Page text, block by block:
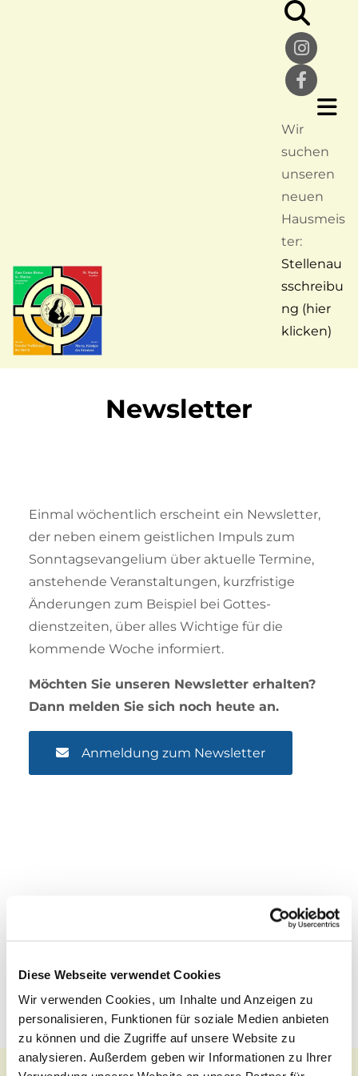
Diese Webseite verwendet Cookies
Wir verwenden Cookies, um Inhalte und Anzeigen zu
personalisieren, Funktionen für soziale Medien anbieten
zu können und die Zugriffe auf unsere Website zu
analysieren. Außerdem geben wir Informationen zu Ihrer
Wir
suchen
unseren
neuen
Hausmeis
ter:
Stellenau
sschreibu
ng (hier
klicken)
Newsletter
Einmal wöchentlich erscheint ein Newsletter,
der neben einem geistli­chen Impuls zum
Sonntagsevangelium über aktuelle Termine,
anstehen­de Veranstaltungen, kurzfristige
Änderungen zum Beispiel bei Gottes­
dienstzeiten, über alles Wichtige für die
kommende Woche informiert.
Möchten Sie unseren Newsletter erhalten?
Dann melden Sie sich noch heute an.
Anmeldung zum Newsletter